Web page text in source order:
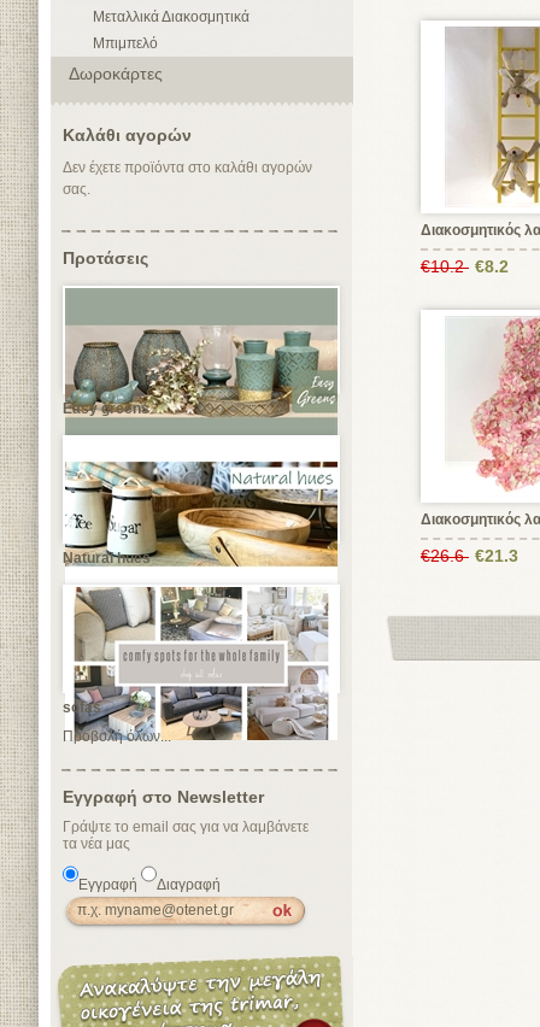
Μεταλλικά Διακοσμητικά
Μπιμπελό
Δωροκάρτες
Καλάθι αγορών
Δεν έχετε προϊόντα στο καλάθι αγορών
σας.
Προτάσεις
Easy greens
Natural hues
sofas
Προβολή όλων...
Εγγραφή στο Newsletter
Γράψτε το email σας για να λαμβάνετε
τα νέα μας
Εγγραφή Διαγραφή
Διακοσμητικός
€10.2 €8.2
Διακοσμητικός
€26.6 €21.3